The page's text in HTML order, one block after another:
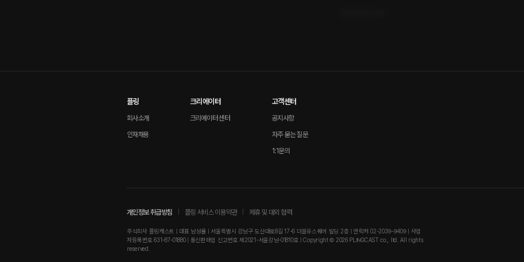
플링
회사소개
인재채용
크리에이터
크리에이터 센터
고객센터
공지사항
자주 묻는 질문
1:1문의
개인정보 취급방침 플링 서비스 이용약관 제휴 및 대외 협력
주식회사 플링캐스트 | 대표 남성률 | 서울특별시 강남구 도산대로8길 17-6 더블유스퀘어 빌딩 2층 | 연락처 02-2039-9409 | 사업
자등록번호 631-87-01880 | 통신판매업 신고번호 제2021-서울강남-01810호 | Copyright © 2026 PLINGCAST co., ltd. All rights
reserved.